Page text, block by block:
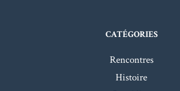
CATÉGORIES
Rencontres
Histoire